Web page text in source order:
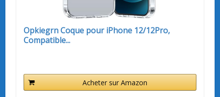
Opkiegrn Coque pour iPhone 12/12Pro,
Compatible...
Acheter sur Amazon